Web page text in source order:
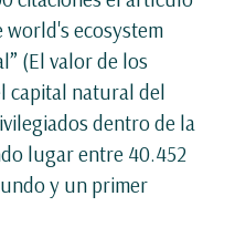
world's ecosystem
(El valor de los
capital natural del
dentro de la
lugar entre 40.452
y un primer